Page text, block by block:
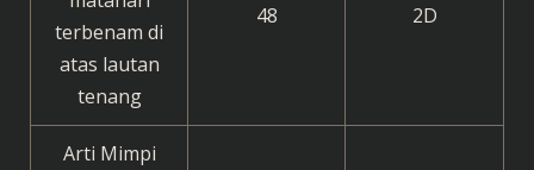
terbenam di
atas lautan
tenang
48 2D
Arti Mimpi